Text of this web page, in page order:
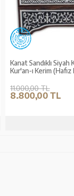
Kanat Sandıklı Siyah
Kur'an-ı Kerim (Hafız
11.000,00 TL
8.800,00 TL